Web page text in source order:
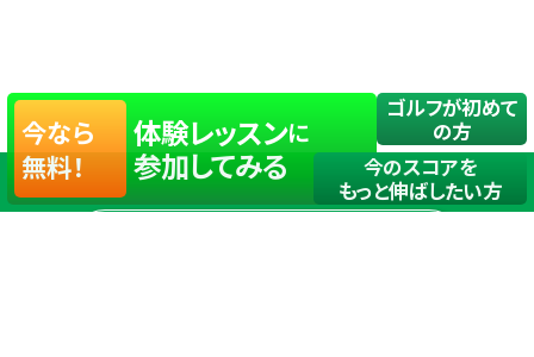
今なら
無料！
体験レッスンに
参加してみる
ゴルフが初めて
の方
今のスコアを
もっと伸ばしたい方